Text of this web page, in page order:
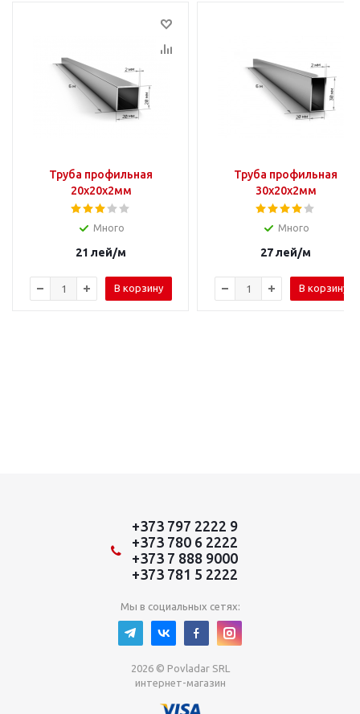
Труба профильная
20х20х2мм
Много
21 лей/м
В корзину
Труба профильная
30х20х2мм
Много
27лей/м
В корзину
+373 797 2222 9
+373 780 6 2222
+373 7 888 9000
+373 781 5 2222
Мы в социальных сетях:
2026 © Povladar SRL
интернет-магазин